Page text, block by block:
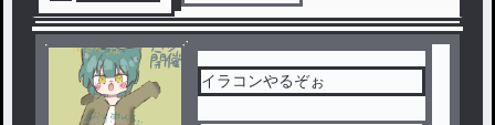
イラコンやるぞぉ